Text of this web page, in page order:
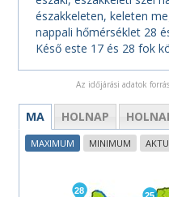
északkeleten, keleten
nappali hőmérséklet 28
Késő este 17 és 28 fok
Az időjárási adatok
MA HOLNAP
28
MAXIMUM MINIMUM